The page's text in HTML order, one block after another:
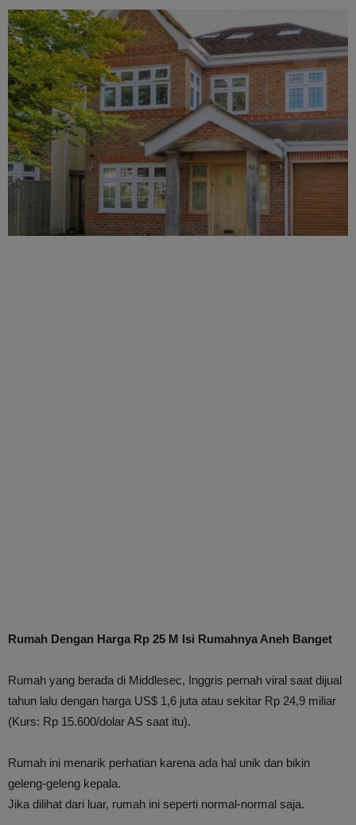
Rumah Dengan Harga Rp 25 M Isi Rumahnya Aneh Banget
Rumah yang berada di Middlesec, Inggris pernah viral saat dijual
tahun lalu dengan harga US$ 1,6 juta atau sekitar Rp 24,9 miliar
(Kurs: Rp 15.600/dolar AS saat itu).
Rumah ini menarik perhatian karena ada hal unik dan bikin
geleng-geleng kepala.
Jika dilihat dari luar, rumah ini seperti normal-normal saja.